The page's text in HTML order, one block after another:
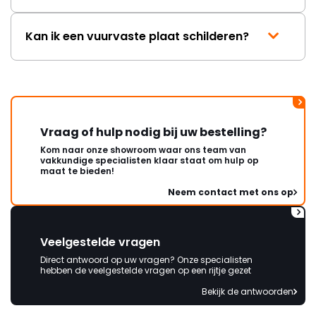
Kan ik een vuurvaste plaat schilderen?
Vraag of hulp nodig bij uw bestelling?
Kom naar onze showroom waar ons team van
vakkundige specialisten klaar staat om hulp op
maat te bieden!
Neem contact met ons op
Veelgestelde vragen
Direct antwoord op uw vragen? Onze specialisten
hebben de veelgestelde vragen op een rijtje gezet
Bekijk de antwoorden